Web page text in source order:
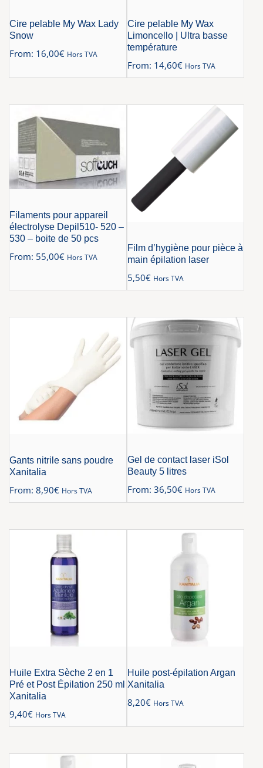
Cire pelable My Wax Lady
Snow
From: 16,00€ Hors TVA
Cire pelable My Wax
Limoncello | Ultra basse
température
From: 14,60€ Hors TVA
Filaments pour appareil
électrolyse Depil510- 520 –
530 – boite de 50 pcs
From: 55,00€ Hors TVA
Film d’hygiène pour pièce à
main épilation laser
5,50€ Hors TVA
Gants nitrile sans poudre
Xanitalia
From: 8,90€ Hors TVA
Gel de contact laser iSol
Beauty 5 litres
From: 36,50€ Hors TVA
Huile Extra Sèche 2 en 1
Pré et Post Épilation 250 ml
Xanitalia
9,40€ Hors TVA
Huile post-épilation Argan
Xanitalia
8,20€ Hors TVA